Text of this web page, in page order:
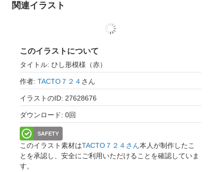
関連イラスト
このイラストについて
タイトル: ひし形模様（赤）
作者: TACTO７２４ さん
イラストのID: 27628676
ダウンロード: 0回
SAFETY
このイラスト素材はTACTO７２４さん本人が制作したこ
とを承認し、安全にご利用いただけることを確認していま
す。